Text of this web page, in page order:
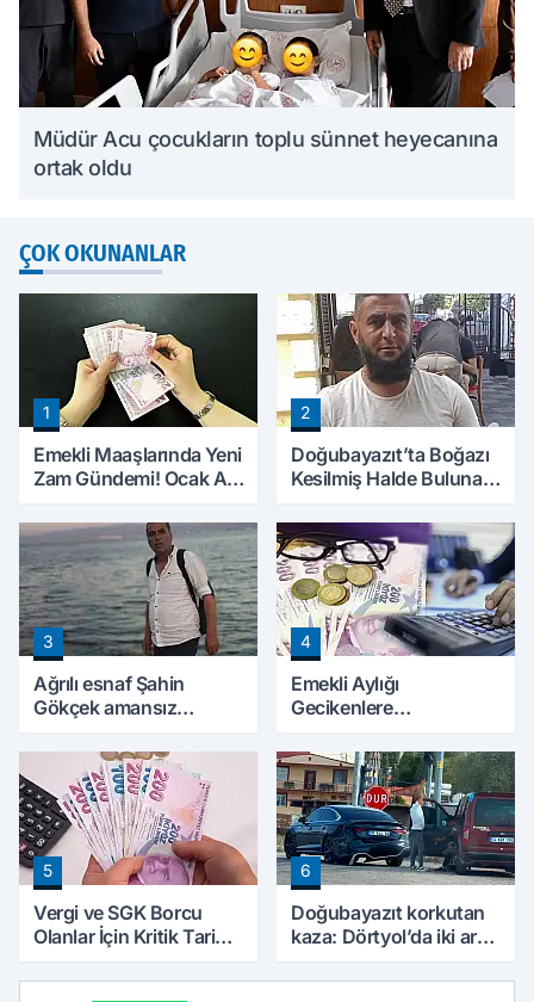
Müdür Acu çocukların toplu sünnet heyecanına
ortak oldu
ÇOK OKUNANLAR
1
Emekli Maaşlarında Yeni
Zam Gündemi! Ocak Ayı
Konuşulmaya Başlandı
2
Doğubayazıt’ta Boğazı
Kesilmiş Halde Bulunan
3
Ağrılı esnaf Şahin
Gökçek amansız
4
Emekli Aylığı
Gecikenlere
Karar: Faiz Ödenebilir
5
Vergi ve SGK Borcu
Olanlar İçin Kritik Tarih:
Yaklaşıyor
6
Doğubayazıt korkutan
kaza: Dörtyol’da iki araç